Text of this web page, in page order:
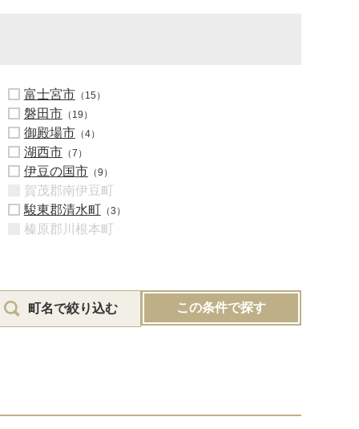
富士宮市 （15）
磐田市 （19）
御殿場市 （4）
湖西市 （7）
伊豆の国市 （9）
賀茂郡南伊豆町
駿東郡清水町 （3）
榛原郡川根本町
町名で絞り込む この条件で探す